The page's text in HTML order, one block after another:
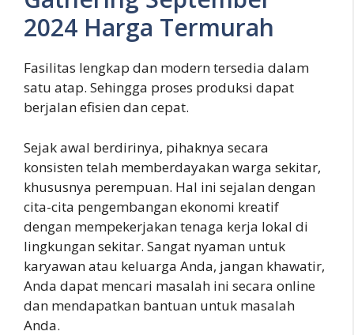
2024 Harga Termurah
Fasilitas lengkap dan modern tersedia dalam
satu atap. Sehingga proses produksi dapat
berjalan efisien dan cepat.
Sejak awal berdirinya, pihaknya secara
konsisten telah memberdayakan warga sekitar,
khususnya perempuan. Hal ini sejalan dengan
cita-cita pengembangan ekonomi kreatif
dengan mempekerjakan tenaga kerja lokal di
lingkungan sekitar. Sangat nyaman untuk
karyawan atau keluarga Anda, jangan khawatir,
Anda dapat mencari masalah ini secara online
dan mendapatkan bantuan untuk masalah
Anda.